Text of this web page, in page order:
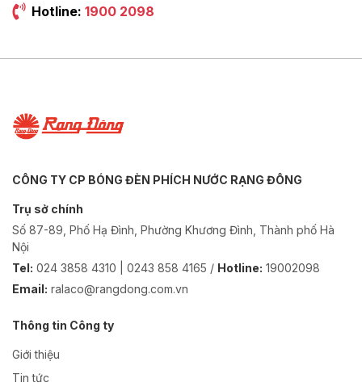
Hotline: 1900 2098
CÔNG TY CP BÓNG ĐÈN PHÍCH NƯỚC RẠNG ĐÔNG
Trụ sở chính
Số 87-89, Phố Hạ Đình, Phường Khương Đình, Thành phố Hà
Nội
Tel: 024 3858 4310 | 0243 858 4165 / Hotline: 19002098
Email: ralaco@rangdong.com.vn
Thông tin Công ty
Giới thiệu
Tin tức